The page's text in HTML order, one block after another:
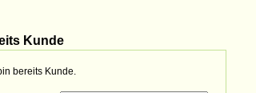
Kunde
bereits Kunde.